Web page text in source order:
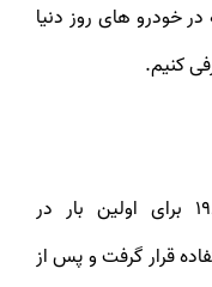
خودرو های روز دنیا
کنیم.
سیستم کیلس استارتر در سال 1982 برای اولین بار در
قرار گرفت و پس از